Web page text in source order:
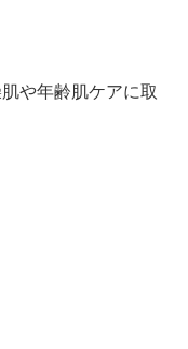
や年齢肌ケアに取